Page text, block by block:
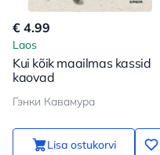
€ 4.99
Laos
Kui kõik maailmas kassid
kaovad
Гэнки Кавамура
Lisa ostukorvi